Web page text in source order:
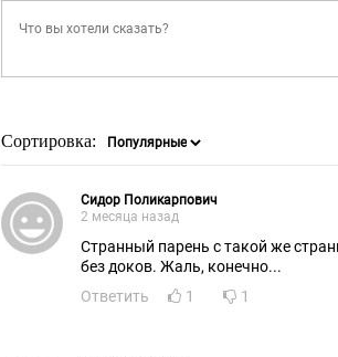
Сортировка:
Сидор Поликарпович
2 месяца назад
Странный парень с такой же
без доков. Жаль, конечно...
Ответить
1 1